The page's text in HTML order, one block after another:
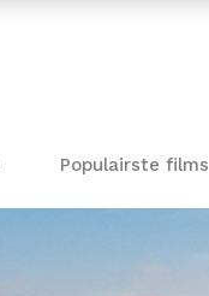
Populairste films